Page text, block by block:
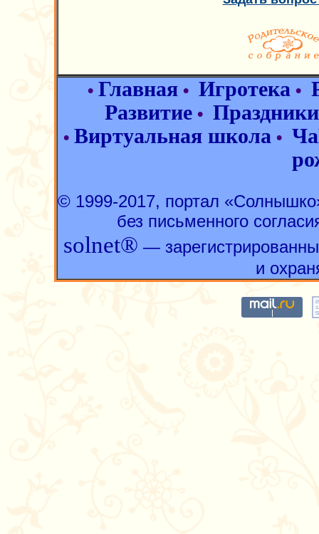
• Главная • Игротека •
Развитие• Праздники
• Виртуальная школа •
© 1999-2017, портал
без письменного
solnet® —
и